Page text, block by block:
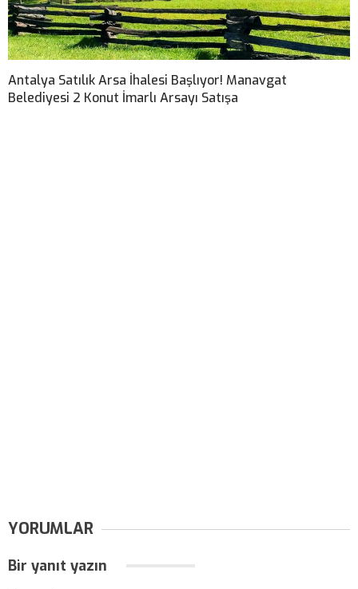
Antalya Satılık Arsa İhalesi Başlıyor! Manavgat
Belediyesi 2 Konut İmarlı Arsayı Satışa
YORUMLAR
Bir yanıt yazın